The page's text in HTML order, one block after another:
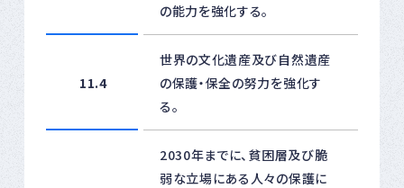
の能力を強化する。
11.4
世界の文化遺産及び自然遺産
の保護・保全の努力を強化す
る。
2030年までに、貧困層及び脆
弱な立場にある人々の保護に